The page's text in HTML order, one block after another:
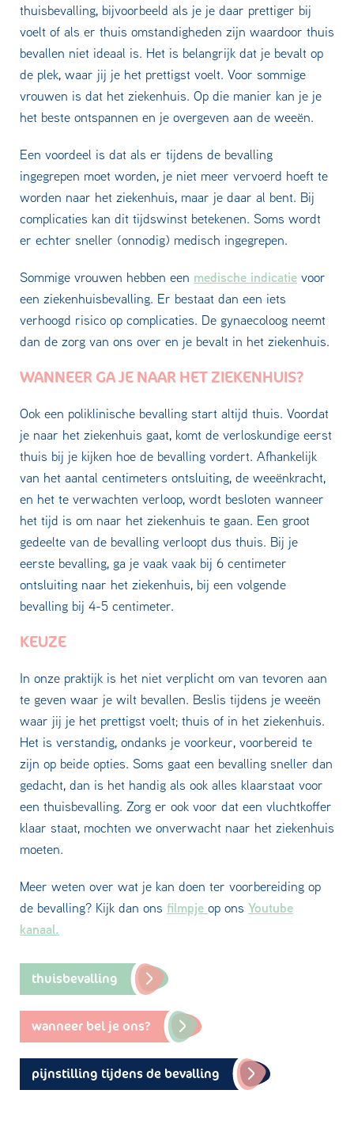
thuisbevalling, bijvoorbeeld als je je daar prettiger bij
voelt of als er thuis omstandigheden zijn waardoor thuis
bevallen niet ideaal is. Het is belangrijk dat je bevalt op
de plek, waar jij je het prettigst voelt. Voor sommige
vrouwen is dat het ziekenhuis. Op die manier kan je je
het beste ontspannen en je overgeven aan de weeën.
Een voordeel is dat als er tijdens de bevalling
ingegrepen moet worden, je niet meer vervoerd hoeft te
worden naar het ziekenhuis, maar je daar al bent. Bij
complicaties kan dit tijdswinst betekenen. Soms wordt
er echter sneller (onnodig) medisch ingegrepen.
Sommige vrouwen hebben een medische indicatie voor
een ziekenhuisbevalling. Er bestaat dan een iets
verhoogd risico op complicaties. De gynaecoloog neemt
dan de zorg van ons over en je bevalt in het ziekenhuis.
WANNEER GA JE NAAR HET ZIEKENHUIS?
Ook een poliklinische bevalling start altijd thuis. Voordat
je naar het ziekenhuis gaat, komt de verloskundige eerst
thuis bij je kijken hoe de bevalling vordert. Afhankelijk
van het aantal centimeters ontsluiting, de weeënkracht,
en het te verwachten verloop, wordt besloten wanneer
het tijd is om naar het ziekenhuis te gaan. Een groot
gedeelte van de bevalling verloopt dus thuis. Bij je
eerste bevalling, ga je vaak vaak bij 6 centimeter
ontsluiting naar het ziekenhuis, bij een volgende
bevalling bij 4-5 centimeter.
KEUZE
In onze praktijk is het niet verplicht om van tevoren aan
te geven waar je wilt bevallen. Beslis tijdens je weeën
waar jij je het prettigst voelt; thuis of in het ziekenhuis.
Het is verstandig, ondanks je voorkeur, voorbereid te
zijn op beide opties. Soms gaat een bevalling sneller dan
gedacht, dan is het handig als ook alles klaarstaat voor
een thuisbevalling. Zorg er ook voor dat een vluchtkoffer
klaar staat, mochten we onverwacht naar het ziekenhuis
moeten.
Meer weten over wat je kan doen ter voorbereiding op
de bevalling? Kijk dan ons filmpje op ons Youtube
kanaal.
thuisbevalling
wanneer bel je ons?
pijnstilling tijdens de bevalling